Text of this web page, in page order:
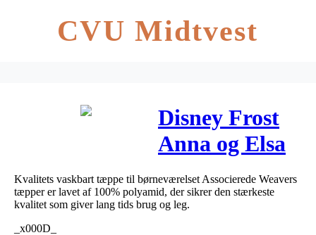
CVU Midtvest
Disney Frost
Anna og Elsa
De Luxe
gulvtæppe til
Kvalitets vaskbart tæppe til børneværelset Associerede Weavers
tæpper er lavet af 100% polyamid, der sikrer den stærkeste
kvalitet som giver lang tids brug og leg.
_x000D_